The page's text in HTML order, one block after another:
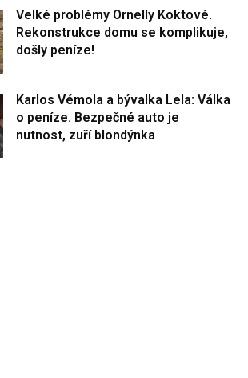
Velké problémy Ornelly Koktové.
Rekonstrukce domu se komplikuje,
došly peníze!
Karlos Vémola a bývalka Lela: Válka
o peníze. Bezpečné auto je
nutnost, zuří blondýnka